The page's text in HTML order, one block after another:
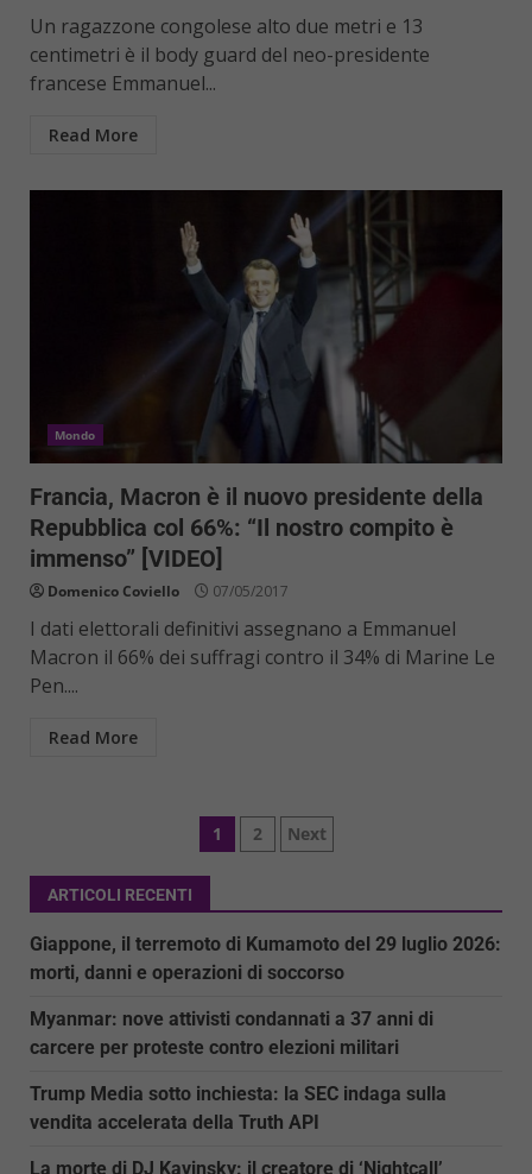
Un ragazzone congolese alto due metri e 13
centimetri è il body guard del neo-presidente
francese Emmanuel...
Read More
Mondo
Francia, Macron è il nuovo presidente della
Repubblica col 66%: “Il nostro compito è
immenso” [VIDEO]
Domenico Coviello 07/05/2017
I dati elettorali definitivi assegnano a Emmanuel
Macron il 66% dei suffragi contro il 34% di Marine Le
Pen....
Read More
Paginazione
degli
articoli
1 2 Next
ARTICOLI RECENTI
Giappone, il terremoto di Kumamoto del 29 luglio 2026:
morti, danni e operazioni di soccorso
Myanmar: nove attivisti condannati a 37 anni di
carcere per proteste contro elezioni militari
Trump Media sotto inchiesta: la SEC indaga sulla
vendita accelerata della Truth API
La morte di DJ Kavinsky: il creatore di ‘Nightcall’